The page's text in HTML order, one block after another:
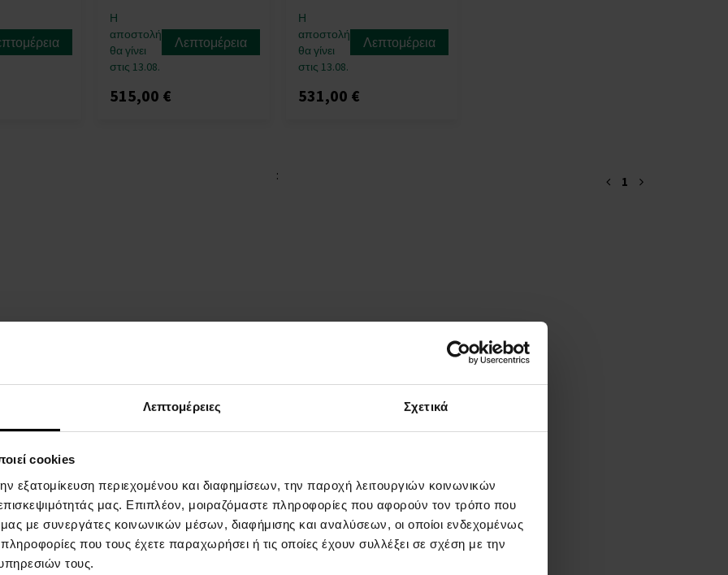
Λεπτομέρειες Σχετικά
cookies
εξατομίκευση περιεχομένου και διαφημίσεων, την παροχή λειτουργιών κοινωνικών
μας. Επιπλέον, μοιραζόμαστε πληροφορίες που αφορούν τον τρόπο που
μας με συνεργάτες κοινωνικών μέσων, διαφήμισης και αναλύσεων, οι οποίοι ενδεχομένως
που τους έχετε παραχωρήσει ή τις οποίες έχουν συλλέξει σε σχέση με την
τους.
Η
αποστολή
θα γίνει
στις 13.08.
Λεπτομέρεια
515,00 €
Η
αποστολή
θα γίνει
στις 13.08.
Λεπτομέρεια
531,00 €
: 1